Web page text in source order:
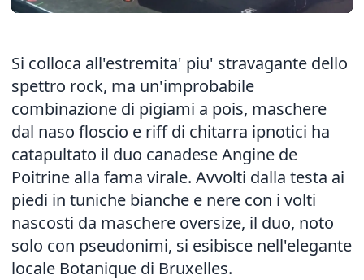
Si colloca all'estremita' piu' stravagante dello
spettro rock, ma un'improbabile
combinazione di pigiami a pois, maschere
dal naso floscio e riff di chitarra ipnotici ha
catapultato il duo canadese Angine de
Poitrine alla fama virale. Avvolti dalla testa ai
piedi in tuniche bianche e nere con i volti
nascosti da maschere oversize, il duo, noto
solo con pseudonimi, si esibisce nell'elegante
locale Botanique di Bruxelles.